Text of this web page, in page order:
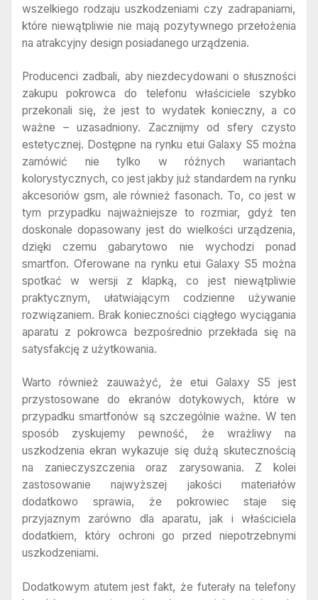
wszelkiego rodzaju uszkodzeniami czy zadrapaniami,
które niewątpliwie nie mają pozytywnego przełożenia
na atrakcyjny design posiadanego urządzenia.
Producenci zadbali, aby niezdecydowani o słuszności
zakupu pokrowca do telefonu właściciele szybko
przekonali się, że jest to wydatek konieczny, a co
ważne – uzasadniony. Zacznijmy od sfery czysto
estetycznej. Dostępne na rynku etui Galaxy S5 można
zamówić nie tylko w różnych wariantach
kolorystycznych, co jest jakby już standardem na rynku
akcesoriów gsm, ale również fasonach. To, co jest w
tym przypadku najważniejsze to rozmiar, gdyż ten
doskonale dopasowany jest do wielkości urządzenia,
dzięki czemu gabarytowo nie wychodzi ponad
smartfon. Oferowane na rynku etui Galaxy S5 można
spotkać w wersji z klapką, co jest niewątpliwie
praktycznym, ułatwiającym codzienne używanie
rozwiązaniem. Brak konieczności ciągłego wyciągania
aparatu z pokrowca bezpośrednio przekłada się na
satysfakcję z użytkowania.
Warto również zauważyć, że etui Galaxy S5 jest
przystosowane do ekranów dotykowych, które w
przypadku smartfonów są szczególnie ważne. W ten
sposób zyskujemy pewność, że wrażliwy na
uszkodzenia ekran wykazuje się dużą skutecznością
na zanieczyszczenia oraz zarysowania. Z kolei
zastosowanie najwyższej jakości materiałów
dodatkowo sprawia, że pokrowiec staje się
przyjaznym zarówno dla aparatu, jak i właściciela
dodatkiem, który ochroni go przed niepotrzebnymi
uszkodzeniami.
Dodatkowym atutem jest fakt, że futerały na telefony